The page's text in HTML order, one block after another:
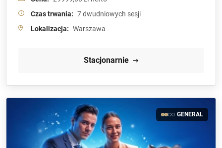
Czas trwania: 7 dwudniowych sesji
Lokalizacja: Warszawa
Stacjonarnie
GENERAL